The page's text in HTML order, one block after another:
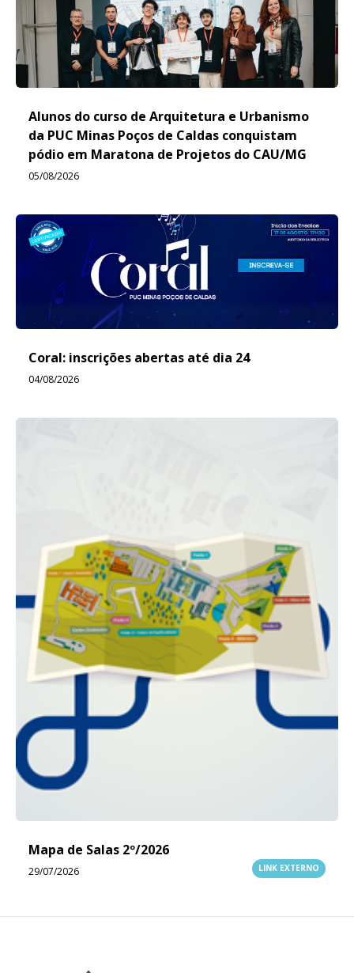
Alunos do curso de Arquitetura e Urbanismo
da PUC Minas Poços de Caldas conquistam
pódio em Maratona de Projetos do CAU/MG
05/08/2026
Coral: inscrições abertas até dia 24
04/08/2026
Mapa de Salas 2º/2026
29/07/2026 LINK EXTERNO